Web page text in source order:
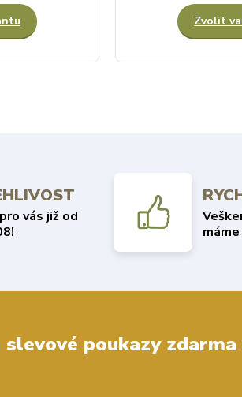
Zvolit
vás již od
máme
slevové poukazy zdarma